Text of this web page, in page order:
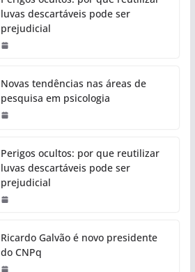
luvas descartáveis pode ser
prejudicial
Novas tendências nas áreas de
pesquisa em psicologia
Perigos ocultos: por que reutilizar
luvas descartáveis pode ser
prejudicial
Ricardo Galvão é novo presidente
do CNPq